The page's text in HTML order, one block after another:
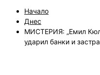
Начало
Днес
МИСТЕРИЯ: „Емил
ударил банки и